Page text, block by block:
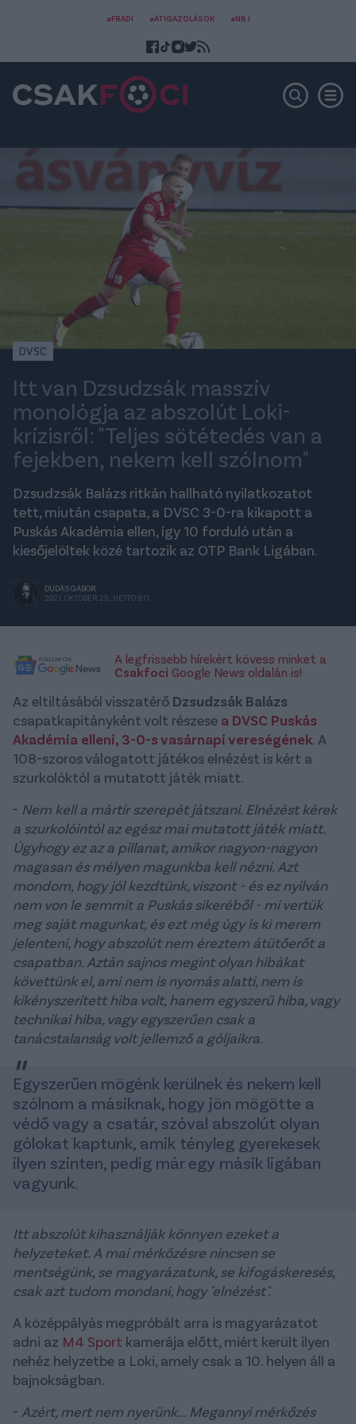
#FRADI #ÁTIGAZOLÁSOK #NB I
DVSC
Itt van Dzsudzsák masszív
monológja az abszolút Loki-
krízisről: "Teljes sötétedés van a
fejekben, nekem kell szólnom"
Dzsudzsák Balázs ritkán hallható nyilatkozatot
tett, miután csapata, a DVSC 3-0-ra kikapott a
Puskás Akadémia ellen, így 10 forduló után a
kiesőjelöltek közé tartozik az OTP Bank Ligában.
DUDÁS GÁBOR
2021. OKTÓBER 25., HÉTFŐ 9:11
A legfrissebb hírekért kövess minket a
Csakfoci Google News oldalán is!
Az eltiltásából visszatérő Dzsudzsák Balázs
csapatkapitányként volt részese a DVSC Puskás
Akadémia elleni, 3-0-s vasárnapi vereségének. A
108-szoros válogatott játékos elnézést is kért a
szurkolóktól a mutatott játék miatt.
- Nem kell a mártír szerepét játszani. Elnézést kérek
a szurkolóintól az egész mai mutatott játék miatt.
Úgyhogy ez az a pillanat, amikor nagyon-nagyon
magasan és mélyen magunkba kell nézni. Azt
mondom, hogy jól kezdtünk, viszont - és ez nyilván
nem von le semmit a Puskás sikeréből - mi vertük
meg saját magunkat, és ezt még úgy is ki merem
jelenteni, hogy abszolút nem éreztem átütőerőt a
csapatban. Aztán sajnos megint olyan hibákat
követtünk el, ami nem is nyomás alatti, nem is
kikényszerített hiba volt, hanem egyszerű hiba, vagy
technikai hiba, vagy egyszerűen csak a
tanácstalanság volt jellemző a góljaikra.
Egyszerűen mögénk kerülnek és nekem kell
szólnom a másiknak, hogy jön mögötte a
védő vagy a csatár, szóval abszolút olyan
gólokat kaptunk, amik tényleg gyerekesek
ilyen szinten, pedig már egy másik ligában
vagyunk.
Itt abszolút kihasználják könnyen ezeket a
helyzeteket. A mai mérkőzésre nincsen se
mentségünk, se magyarázatunk, se kifogáskeresés,
csak azt tudom mondani, hogy "elnézést".
A középpályás megpróbált arra is magyarázatot
adni az M4 Sport kamerája előtt, miért került ilyen
nehéz helyzetbe a Loki, amely csak a 10. helyen áll a
bajnokságban.
- Azért, mert nem nyerünk... Megannyi mérkőzés